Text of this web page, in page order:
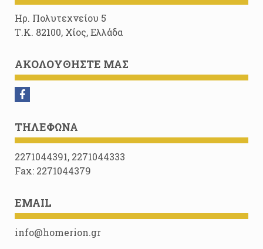
Ηρ. Πολυτεχνείου 5
Τ.Κ. 82100, Χίος, Ελλάδα
ΑΚΟΛΟΥΘΉΣΤΕ ΜΑΣ
ΤΗΛΈΦΩΝΑ
2271044391, 2271044333
Fax: 2271044379
EMAIL
info@homerion.gr